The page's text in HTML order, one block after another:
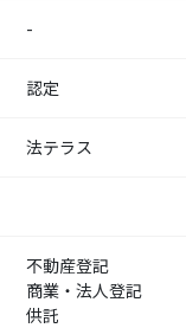
-
認定
法テラス
不動産登記
商業・法人登記
供託